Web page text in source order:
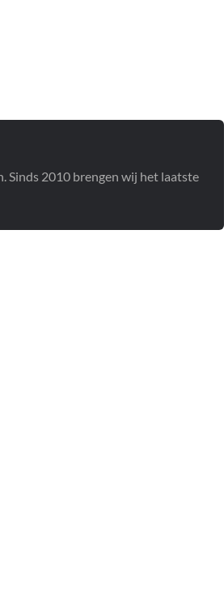
Sinds 2010 brengen wij het laatste